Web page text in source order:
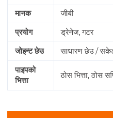
मानक जीबी
प्रयोग ड्रेनेज, गटर
जोइन्ट छेउ साधारण छेउ /
पाइपको
भित्ता
ठोस भित्ता, ठोस